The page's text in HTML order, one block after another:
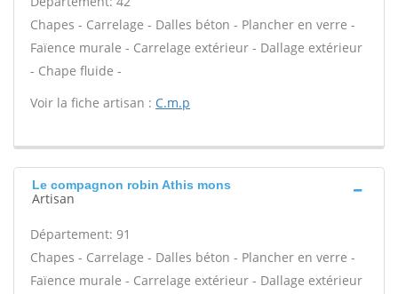
Chapes - Carrelage - Dalles béton - Plancher en verre -
Faïence murale - Carrelage extérieur - Dallage extérieur
- Chape fluide -
Voir la fiche artisan : C.m.p
Le compagnon robin Athis mons
Artisan
Département: 91
Chapes - Carrelage - Dalles béton - Plancher en verre -
Faïence murale - Carrelage extérieur - Dallage extérieur